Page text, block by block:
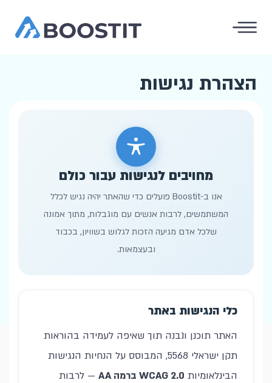
הצהרת נגישות
מחויבים לנגישות עבור כולם
אנו ב-Boostit פועלים כדי שהאתר יהיה נגיש לכלל
המשתמשים, לרבות אנשים עם מוגבלות, מתוך אמונה
שלכל אדם מגיעה הזכות לגלוש בשוויון, בכבוד
ובעצמאות.
כלי הנגישות באתר
האתר תוכנן ונבנה תוך שאיפה לעמידה בהוראות
תקן ישראלי 5568, המבוסס על הנחיות הנגישות
הבינלאומיות WCAG 2.0 ברמה AA
— לרבות